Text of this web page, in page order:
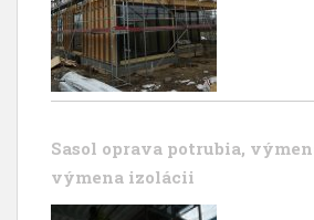
Sasol oprava potrubia,
výmena izolácii